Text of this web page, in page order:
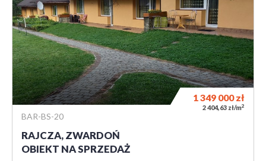
BAR-BS-20
RAJCZA, ZWARDOŃ
OBIEKT NA SPRZEDAŻ
1 349 000zł
2 404,63 zł/m2